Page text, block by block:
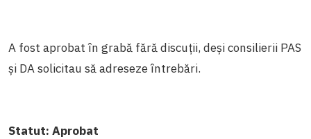
A fost aprobat în grabă fără discuții, deși consilierii PAS
și DA solicitau să adreseze întrebări.
Statut: Aprobat